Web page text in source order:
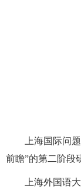
上海国际问
前瞻”的第二阶段
上海外国语